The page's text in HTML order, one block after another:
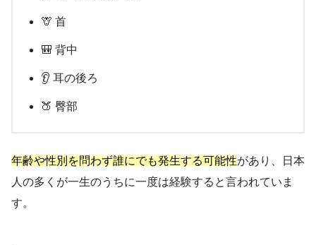
🦒 首
🎒 背中
👂 耳の後ろ
🍑 臀部
年齢や性別を問わず誰にでも発生する可能性があり、日本
人の多くが一生のうちに一度は経験すると言われていま
す。